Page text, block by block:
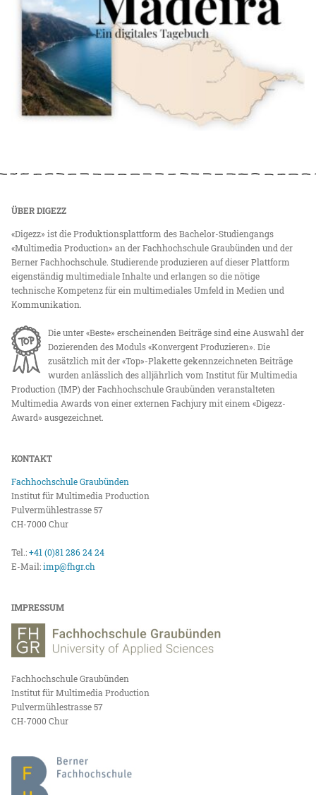
ÜBER DIGEZZ
«Digezz» ist die Produktionsplattform des Bachelor-Studiengangs
«Multimedia Production» an der Fachhochschule Graubünden und der
Berner Fachhochschule. Studierende produzieren auf dieser Plattform
eigenständig multimediale Inhalte und erlangen so die nötige
technische Kompetenz für ein multimediales Umfeld in Medien und
Kommunikation.
Die unter «Beste» erscheinenden Beiträge sind eine Auswahl der
Dozierenden des Moduls «Konvergent Produzieren». Die
zusätzlich mit der «Top»-Plakette gekennzeichneten Beiträge
wurden anlässlich des alljährlich vom Institut für Multimedia
Production (IMP) der Fachhochschule Graubünden veranstalteten
Multimedia Awards von einer externen Fachjury mit einem «Digezz-
Award» ausgezeichnet.
KONTAKT
Fachhochschule Graubünden
Institut für Multimedia Production
Pulvermühlestrasse 57
CH-7000 Chur
Tel.:+41 (0)81 286 24 24
E-Mail:imp@fhgr.ch
IMPRESSUM
Fachhochschule Graubünden
Institut für Multimedia Production
Pulvermühlestrasse 57
CH-7000 Chur